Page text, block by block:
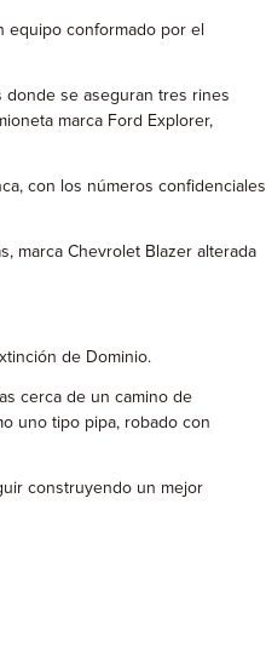
equipo conformado por el
donde se aseguran tres rines
marca Ford Explorer,
con los números confidenciales
marca Chevrolet Blazer alterada
de Dominio.
cerca de un camino de
uno tipo pipa, robado con
construyendo un mejor